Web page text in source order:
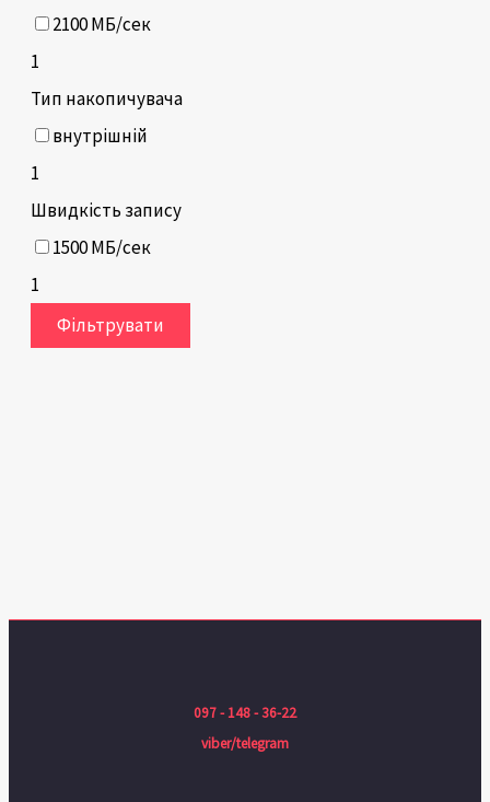
2100 МБ/сек
1
Тип накопичувача
внутрішній
1
Швидкість запису
1500 МБ/сек
1
Фільтрувати
097 - 148 - 36-22
viber/telegram